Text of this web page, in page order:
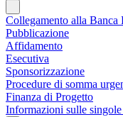
Collegamento alla
Pubblicazione
Affidamento
Esecutiva
Sponsorizzazione
Procedure di somma
Finanza di Progetto
Informazioni sulle